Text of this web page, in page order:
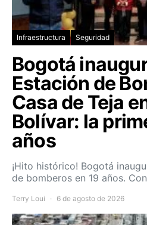
Infraestructura Seguridad
Bogotá
Estación de
Casa de Teja
Bolívar: la
años
¡Hito histórico! Bogotá
de bomberos en 19 años.
Terry Loui 6 de agosto de 2026